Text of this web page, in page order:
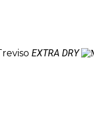
EXTRA DRY